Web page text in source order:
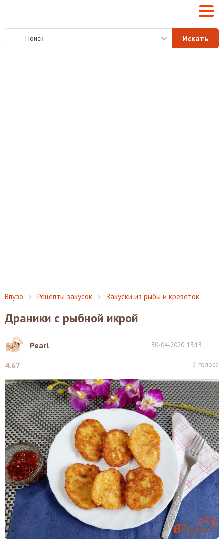
Впузо Рецепты закусок Закуски из рыбы и креветок
Драники с рыбной икрой
Pearl 30-04-2020, 13:13
4.67 3 голоса